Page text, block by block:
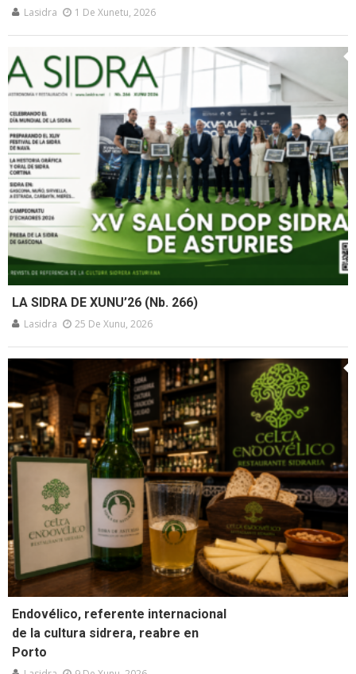
Lasidra 1 De Xunetu, 2026
LA SIDRA DE XUNU’26 (Nb. 266)
Lasidra 25 De Xunu, 2026
Endovélico, referente internacional
de la cultura sidrera, reabre en
Porto